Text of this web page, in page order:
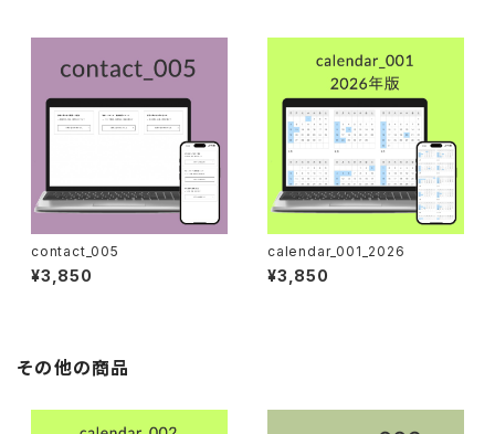
contact_005
¥3,850
calendar_001_2026
¥3,850
その他の商品